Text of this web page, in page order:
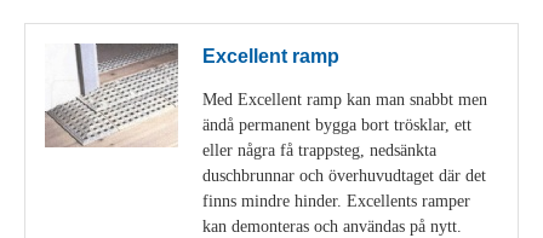
Excellent ramp
Med Excellent ramp kan man snabbt men
ändå permanent bygga bort trösklar, ett
eller några få trappsteg, nedsänkta
duschbrunnar och överhuvudtaget där det
finns mindre hinder. Excellents ramper
kan demonteras och användas på nytt.